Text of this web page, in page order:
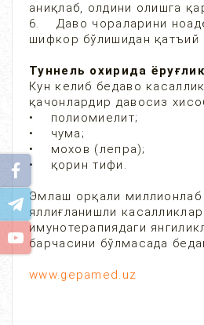
аниқлаб, олдини олишга
6. Даво чораларини
шифкор бўлишидан қатъий
Туннель охирида
Кун келиб бедаво
қачонлардир давосиз
• полиомиелит;
• чума;
• мохов (лепра);
• қорин тифи.
Эмлаш орқали миллионлаб
яллиғланишли
имунотерапиядаги
барчасини бўлмасада
www.gepamed.uz